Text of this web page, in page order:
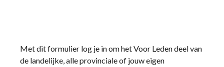
Met dit formulier log je in om het Voor Leden deel van
de landelijke, alle provinciale of jouw eigen